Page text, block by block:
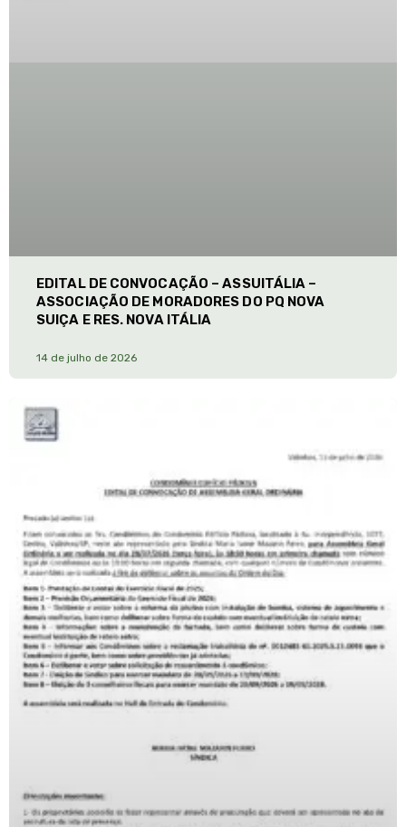
EDITAL DE CONVOCAÇÃO – ASSUITÁLIA –
ASSOCIAÇÃO DE MORADORES DO PQ NOVA
SUIÇA E RES. NOVA ITÁLIA
14 de julho de 2026